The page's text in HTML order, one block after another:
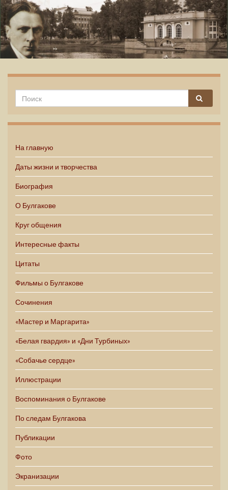
На главную
Даты жизни и творчества
Биография
О Булгакове
Круг общения
Интересные факты
Цитаты
Фильмы о Булгакове
Сочинения
«Мастер и Маргарита»
«Белая гвардия» и «Дни Турбиных»
«Собачье сердце»
Иллюстрации
Воспоминания о Булгакове
По следам Булгакова
Публикации
Фото
Экранизации